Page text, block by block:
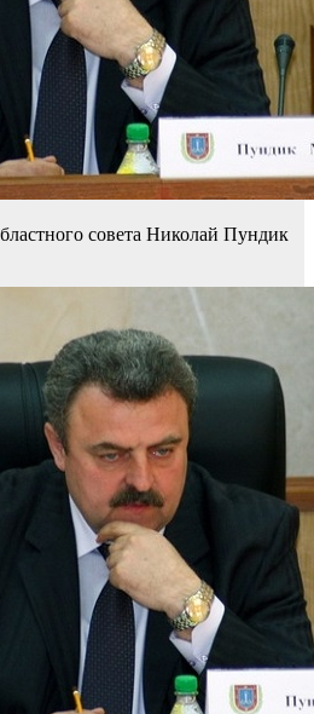
совета Николай Пундик